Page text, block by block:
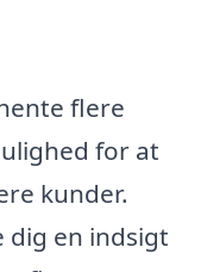
flere
for at
kunder.
dig en indsigt